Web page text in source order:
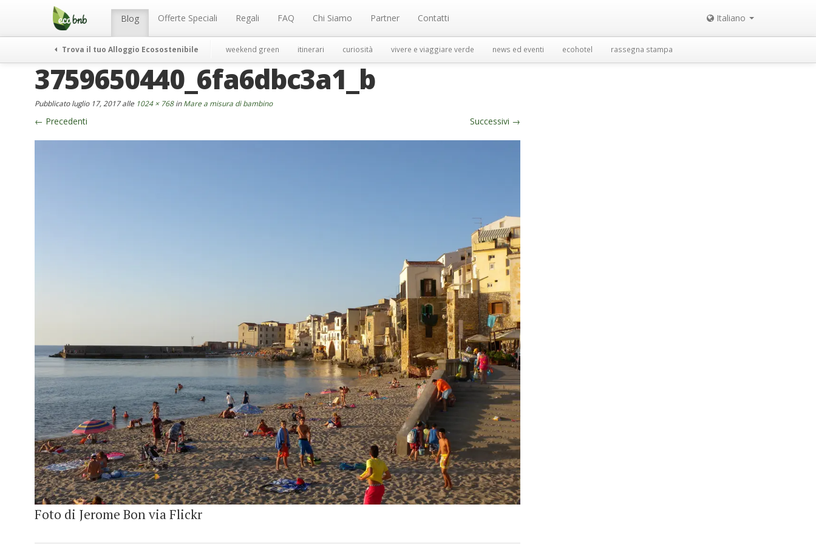
Menu Blog Offerte Speciali Regali FAQ Chi Siamo Partner Contatti Italiano
Trova il tuo Alloggio Ecosostenibile weekend green itinerari curiosità vivere e viaggiare verde news ed eventi ecohotel rassegna stampa
3759650440_6fa6dbc3a1_b
Pubblicatoluglio 17, 2017alle 1024 × 768inMare a misura di bambino
← Precedenti Successivi →
Foto di Jerome Bon via Flickr